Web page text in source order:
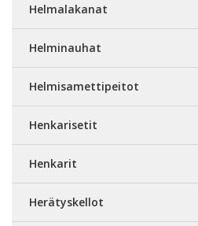
Helmalakanat
Helminauhat
Helmisamettipeitot
Henkarisetit
Henkarit
Herätyskellot